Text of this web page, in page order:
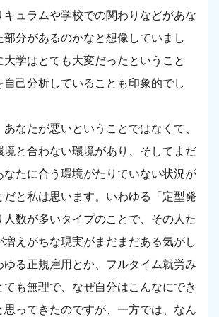
キュラムや学校での関わりなどがあな
部分があるのかなと想像していまし
大学はとても大変だったということ
自己分析していることも印象的でし
なたが悪いということではなくて、
境と合わない環境があり、そしてまだ
なたに合う環境がたりていない状況が
だと私は思います。いわゆる「定型発
人数が多いタイプのことで、その人た
増えがちな現実がまだまだある気がし
ゆる正規雇用とか、フルタイム就労み
ても無理で、なぜ自分はこんなにでき
思ってきたのですが、一方では、なん